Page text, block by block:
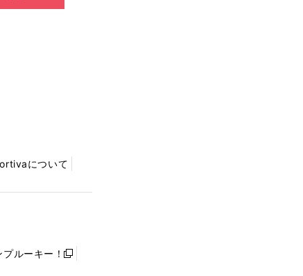
について
プルーキー！
新